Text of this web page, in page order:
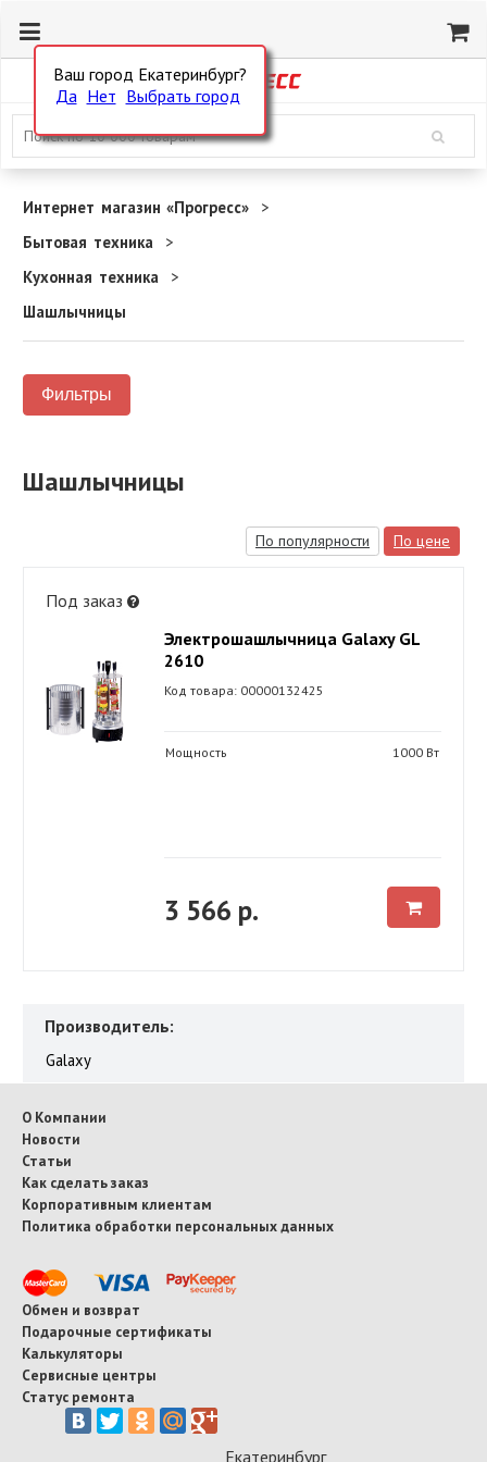
Ваш город Екатеринбург?
Да Нет Выбрать город
Интернет магазин «Прогресс»
Бытовая техника
Кухонная техника
Шашлычницы
Фильтры
Шашлычницы
По популярности По цене
Под заказ
Электрошашлычница Galaxy GL
2610
Код товара: 00000132425
Мощность 1000 Вт
3 566 р.
Производитель:
Galaxy
О Компании
Новости
Статьи
Как сделать заказ
Корпоративным клиентам
Политика обработки персональных данных
Обмен и возврат
Подарочные сертификаты
Калькуляторы
Сервисные центры
Статус ремонта
Екатеринбург